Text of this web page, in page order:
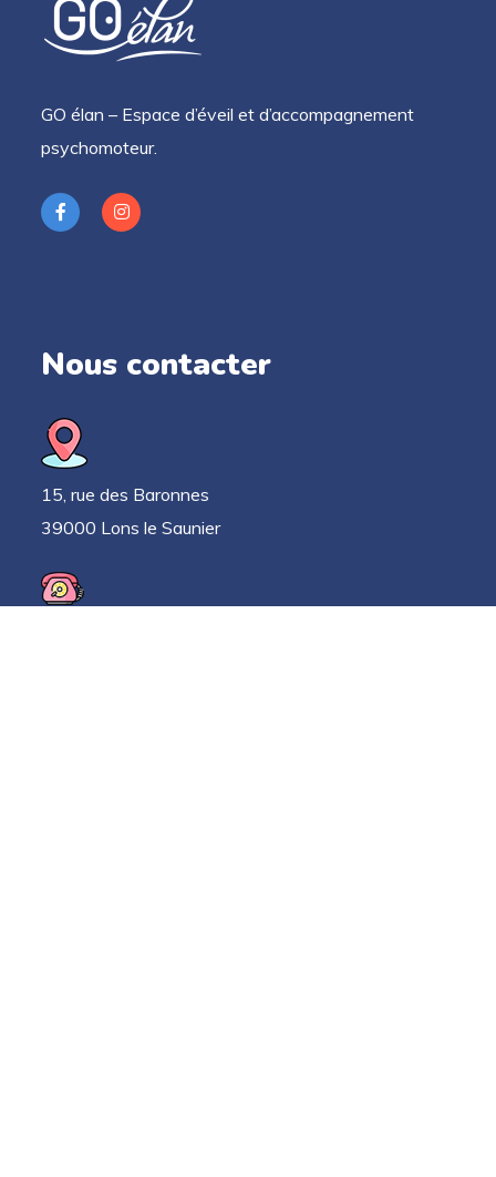
GO élan – Espace d’éveil et d’accompagnement
psychomoteur.
Nous contacter
15, rue des Baronnes
39000 Lons le Saunier